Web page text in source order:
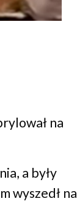
na
a były
wyszedł na